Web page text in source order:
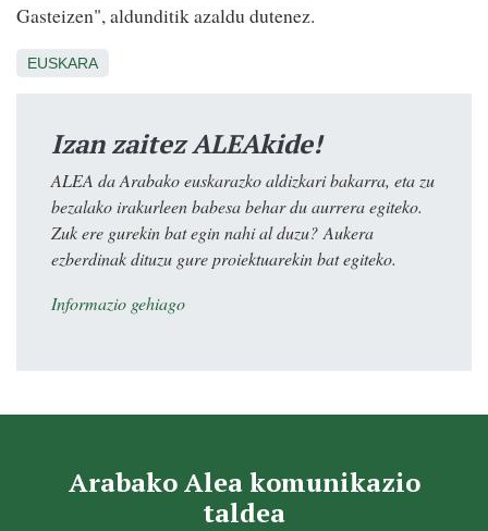
Gasteizen", aldunditik azaldu dutenez.
EUSKARA
Izan zaitez ALEAkide!
ALEA da Arabako euskarazko aldizkari bakarra, eta zu
bezalako irakurleen babesa behar du aurrera egiteko.
Zuk ere gurekin bat egin nahi al duzu? Aukera
ezberdinak dituzu gure proiektuarekin bat egiteko.
Informazio gehiago
Arabako Alea komunikazio
taldea